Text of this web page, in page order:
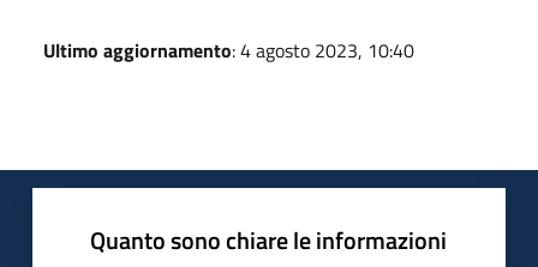
Ultimo aggiornamento: 4 agosto 2023, 10:40
Quanto sono chiare le informazioni